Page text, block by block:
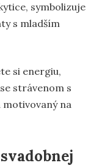
symbolizuje
s mladším
si energiu,
strávenom s
motivovaný na